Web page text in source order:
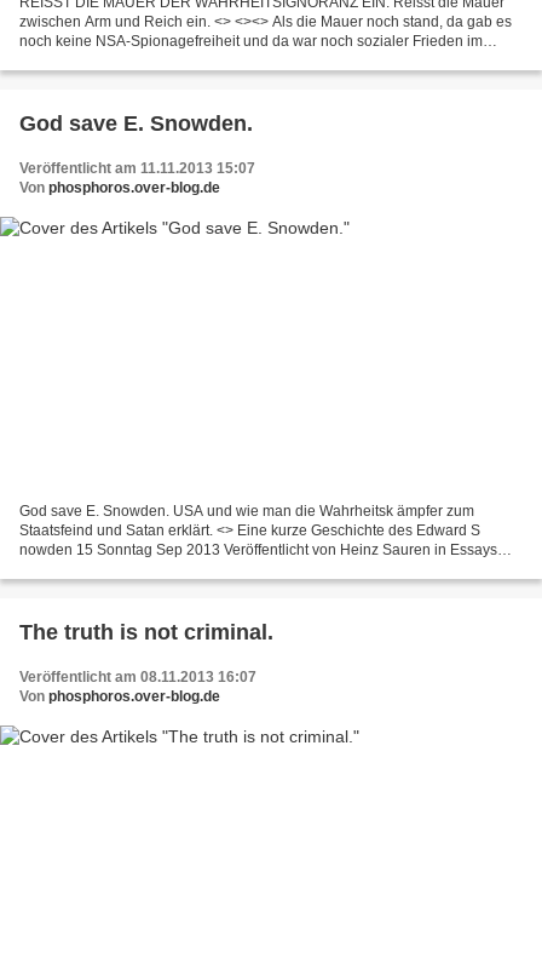
zwischen Arm und Reich ein. <> <><> Als die Mauer noch stand, da gab es
noch keine NSA-Spionagefreiheit und da war noch sozialer Frieden im
God save E. Snowden.
Veröffentlicht am 11.11.2013 15:07
Von phosphoros.over-blog.de
God save E. Snowden. USA und wie man die Wahrheitsk ämpfer zum
Staatsfeind und Satan erklärt. <> Eine kurze Geschichte des Edward S
nowden 15 Sonntag Sep 2013 Veröffentlicht von Heinz Sauren in Essays
The truth is not criminal.
Veröffentlicht am 08.11.2013 16:07
Von phosphoros.over-blog.de